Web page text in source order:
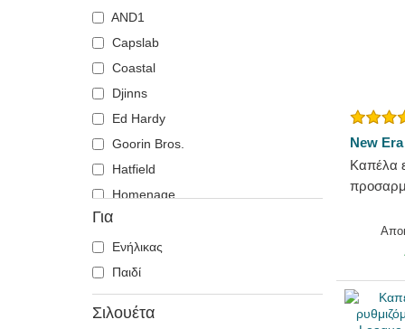
Γερμανικός ποιμενικός
Γλάρος
Γύπας
Δελφίνι
Δράκος
Ελάφι
Ζέβρα
Ιπποπόταμος
Καβούρι
Καρχαρίας
Κατσίκα
Κογιότ
Κοράκι
AND1
Capslab
Coastal
Djinns
Ed Hardy
Goorin Bros.
Hatfield
Homenage
Kangol
Kimoa
Mitchell & Ness
New Era
Nike
Για
Ενήλικας
Παιδί
Σιλουέτα
New Era
Καπέλα